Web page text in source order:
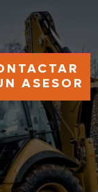
ASESOR